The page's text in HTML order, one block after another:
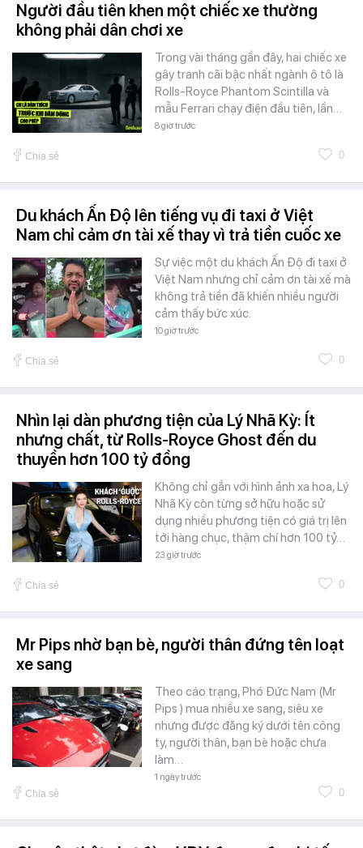
Người đầu tiên khen một chiếc xe thường
không phải dân chơi xe
Trong vài tháng gần đây, hai chiếc xe
gây tranh cãi bậc nhất ngành ô tô là
Rolls-Royce Phantom Scintilla và
mẫu Ferrari chạy điện đầu tiên, lần…
8 giờ trước
Chia sẻ 0
Du khách Ấn Độ lên tiếng vụ đi taxi ở Việt
Nam chỉ cảm ơn tài xế thay vì trả tiền cuốc xe
Sự việc một du khách Ấn Độ đi taxi ở
Việt Nam nhưng chỉ cảm ơn tài xế mà
không trả tiền đã khiến nhiều người
cảm thấy bức xúc.
10 giờ trước
Chia sẻ 0
Nhìn lại dàn phương tiện của Lý Nhã Kỳ: Ít
nhưng chất, từ Rolls-Royce Ghost đến du
thuyền hơn 100 tỷ đồng
Không chỉ gắn với hình ảnh xa hoa, Lý
Nhã Kỳ còn từng sở hữu hoặc sử
dụng nhiều phương tiện có giá trị lên
tới hàng chục, thậm chí hơn 100 tỷ…
23 giờ trước
Chia sẻ 0
Mr Pips nhờ bạn bè, người thân đứng tên loạt
xe sang
Theo cáo trạng, Phó Đức Nam (Mr
Pips ) mua nhiều xe sang, siêu xe
nhưng được đăng ký dưới tên công
ty, người thân, bạn bè hoặc chưa
làm…
1 ngày trước
Chia sẻ 0